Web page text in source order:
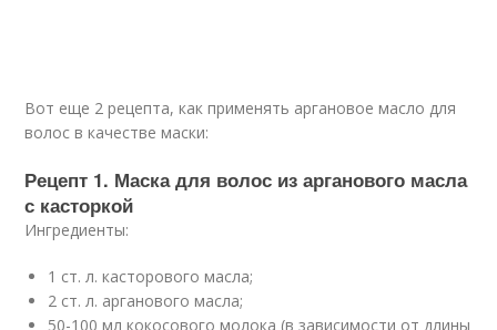
Вот еще 2 рецепта, как применять аргановое масло для
волос в качестве маски:
Рецепт 1. Маска для волос из арганового масла
с касторкой
Ингредиенты:
1 ст. л. касторового масла;
2 ст. л. арганового масла;
50-100 мл кокосового молока (в зависимости от длины